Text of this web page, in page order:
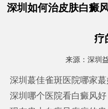
深圳如何治皮肤白癜
疗
来源： 深圳
深圳蕞佳雀斑医院哪家
深圳哪个医院看白癜风好